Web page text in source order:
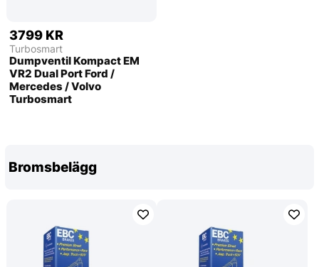
3799 KR
Turbosmart
Dumpventil Kompact EM
VR2 Dual Port Ford /
Mercedes / Volvo
Turbosmart
Bromsbelägg